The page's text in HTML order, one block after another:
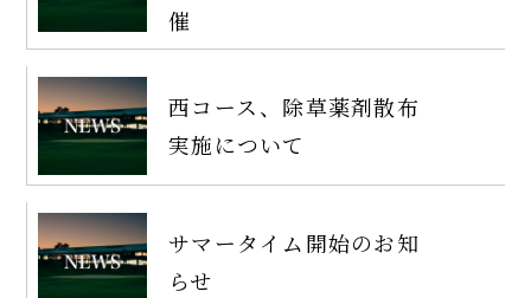
催
西コース、除草薬剤散布
実施について
サマータイム開始のお知
らせ